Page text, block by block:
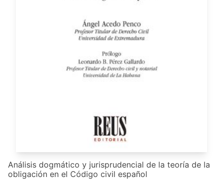
Análisis dogmático y jurisprudencial de la teoría de la
obligación en el Código civil español